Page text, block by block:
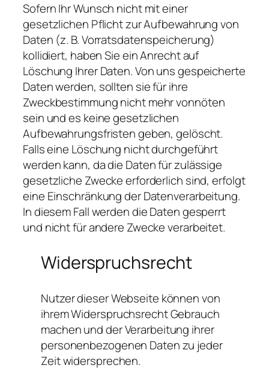
Sofern Ihr Wunsch nicht mit einer
gesetzlichen Pflicht zur Aufbewahrung von
Daten (z. B. Vorratsdatenspeicherung)
kollidiert, haben Sie ein Anrecht auf
Löschung Ihrer Daten. Von uns gespeicherte
Daten werden, sollten sie für ihre
Zweckbestimmung nicht mehr vonnöten
sein und es keine gesetzlichen
Aufbewahrungsfristen geben, gelöscht.
Falls eine Löschung nicht durchgeführt
werden kann, da die Daten für zulässige
gesetzliche Zwecke erforderlich sind, erfolgt
eine Einschränkung der Datenverarbeitung.
In diesem Fall werden die Daten gesperrt
und nicht für andere Zwecke verarbeitet.
Widerspruchsrecht
Nutzer dieser Webseite können von
ihrem Widerspruchsrecht Gebrauch
machen und der Verarbeitung ihrer
personenbezogenen Daten zu jeder
Zeit widersprechen.